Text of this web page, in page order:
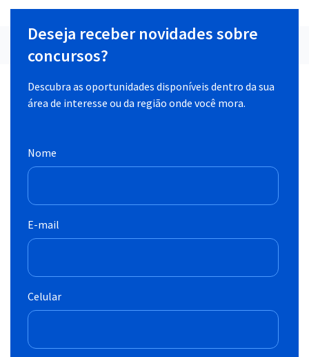
Deseja receber novidades sobre
concursos?
Descubra as oportunidades disponíveis dentro da sua
área de interesse ou da região onde você mora.
Nome
E-mail
Celular